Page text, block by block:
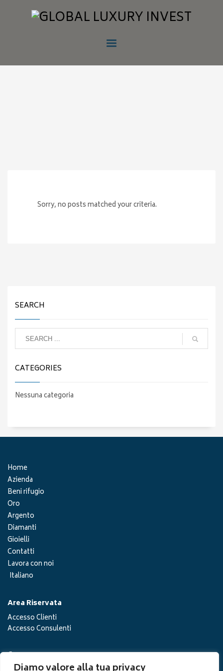
Sorry, no posts matched your criteria.
SEARCH
CATEGORIES
Nessuna categoria
Home
Azienda
Beni rifugio
Oro
Argento
Diamanti
Gioielli
Contatti
Lavora con noi
Italiano
Area Riservata
Accesso Clienti
Accesso Consulenti
Cerca